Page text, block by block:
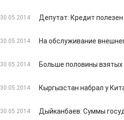
30.05.2014 Депутат: Кредит
30.05.2014 На обслуживание
30.05.2014 Больше половины взятых
30.05.2014 Кыргызстан набрал у
30.05.2014 Дыйканбаев: Суммы